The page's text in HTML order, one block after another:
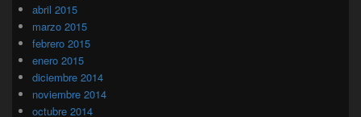
abril 2015
marzo 2015
febrero 2015
enero 2015
diciembre 2014
noviembre 2014
octubre 2014